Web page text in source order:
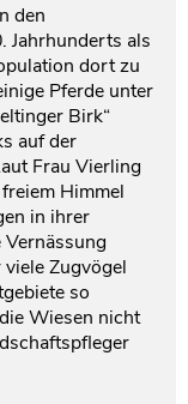
den
Jahrhunderts als
dort zu
Pferde unter
Birk“
auf der
Frau Vierling
Himmel
in ihrer
Zugvögel
so
Wiesen nicht